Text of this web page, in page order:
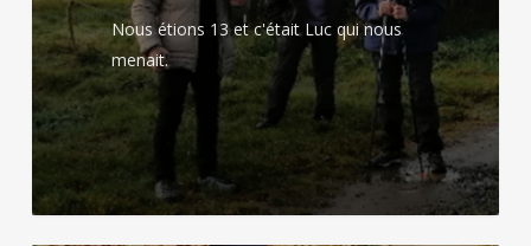
Nous étions 13 et c'était Luc qui nous
menait.